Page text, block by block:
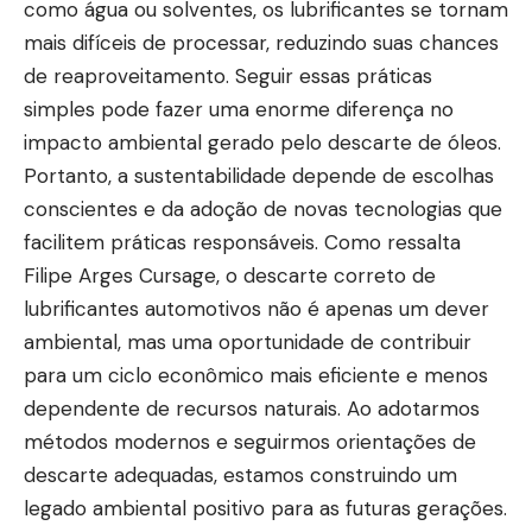
como água ou solventes, os lubrificantes se tornam
mais difíceis de processar, reduzindo suas chances
de reaproveitamento. Seguir essas práticas
simples pode fazer uma enorme diferença no
impacto ambiental gerado pelo descarte de óleos.
Portanto, a sustentabilidade depende de escolhas
conscientes e da adoção de novas tecnologias que
facilitem práticas responsáveis. Como ressalta
Filipe Arges Cursage, o descarte correto de
lubrificantes automotivos não é apenas um dever
ambiental, mas uma oportunidade de contribuir
para um ciclo econômico mais eficiente e menos
dependente de recursos naturais. Ao adotarmos
métodos modernos e seguirmos orientações de
descarte adequadas, estamos construindo um
legado ambiental positivo para as futuras gerações.